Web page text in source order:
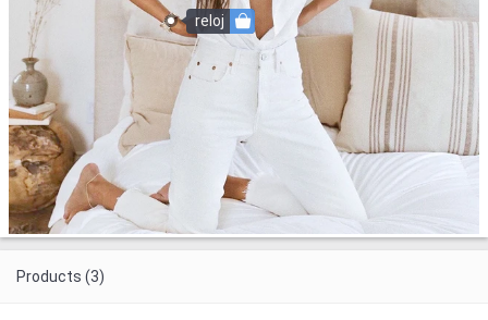
reloj
Products (3)